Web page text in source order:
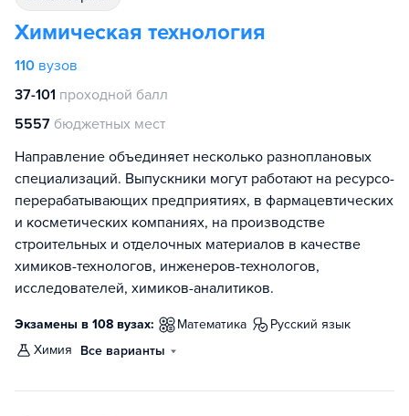
Химическая технология
110 вузов
37-101 проходной балл
5557 бюджетных мест
Направление объединяет несколько разноплановых
специализаций. Выпускники могут работают на ресурсо-
перерабатывающих предприятиях, в фармацевтических
и косметических компаниях, на производстве
строительных и отделочных материалов в качестве
химиков-технологов, инженеров-технологов,
исследователей, химиков-аналитиков.
Экзамены в 108 вузах: математика
русский язык
химия
Все варианты